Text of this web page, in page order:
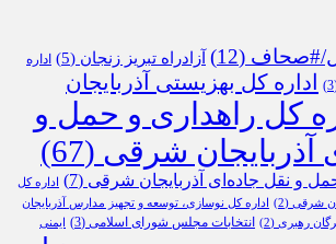
#صحاف (12) آزادراه تبریز زنجان (5)
اداره
اداره کل بهزیستی آذربایجان
کل راهداری و حمل و
آذربایجان شرقی (67)
و نقل جاده‌ای آذربایجان شرقی (7)
اداره کل
شرقی (2)
اداره کل نوسازی، توسعه و تجهیز مدارس آذربایجان
رهبری (2) انتخابات مجلس شورای اسلامی (3) ایمنی